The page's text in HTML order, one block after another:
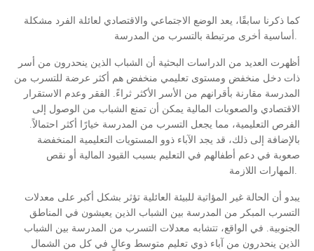
كما ذكرنا سابقًا، يعد الوضع الاجتماعي والاقتصادي لعائلة الفرد مشكلة
أساسية أخرى مرتبطة بالتسرب من المدرسة
أظهرت العديد من الدراسات البحثية أن الشباب الذين ينحدرون من أسر
ذات دخل منخفض ومستوى تعليمي منخفض هم أكثر عرضة للتسرب من
المدرسة مقارنة بأقرانهم من الأسر الأكثر ثراءً. الفقر وعدم الاستقرار
الاقتصادي والصعوبات المالية يمكن أن تمنع الشباب من الوصول إلى
الفرص التعليمية، مما يجعل التسرب من المدرسة خيارًا أكثر احتمالاً.
بالإضافة إلى ذلك، قد يجد الآباء ذوو المستويات التعليمية المنخفضة
صعوبة في دعم أطفالهم في التعليم بسبب القيود المالية أو نقص
المهارات اللازمة
يبدو أن الحالة غير المؤاتية للبيئة العائلية تؤثر بشكل أكبر على معدلات
التسرب المبكر من المدرسة بين الشباب الذين يعيشون في المناطق
الجنوبية. في الواقع، تتشابه معدلات التسرب من المدرسة بين الشباب
الذين ينحدرون من آباء ذوي تعليم متوسط وعالٍ في كل من الشمال